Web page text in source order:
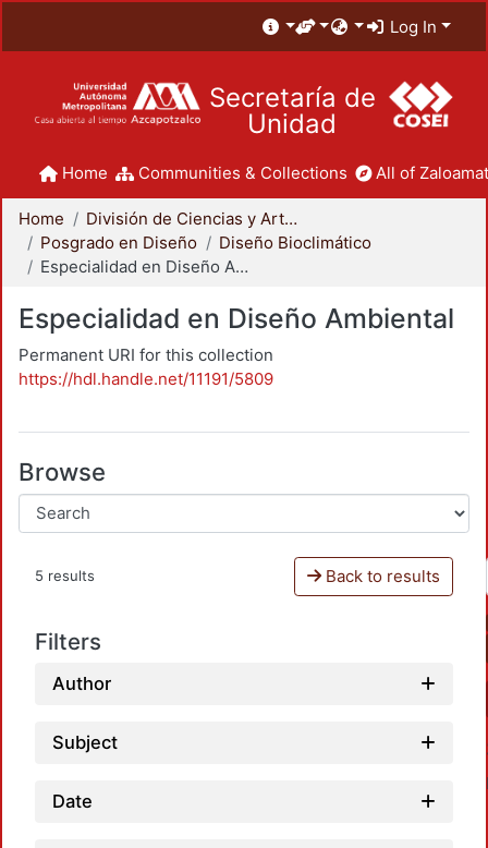
Log In
Secretaría de
Unidad
Home Communities & Collections All of
Home
División de Ciencias y Artes para el Diseño
Posgrado en Diseño
Diseño Bioclimático
Especialidad en Diseño Ambiental
Especialidad en Diseño Ambiental
Permanent URI for this collection
https://hdl.handle.net/11191/5809
Browse
5 results Back to results
Filters
Author
Subject
Date